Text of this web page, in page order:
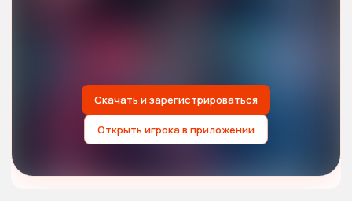
Скачать и зарегистрироваться
Открыть игрока в приложении